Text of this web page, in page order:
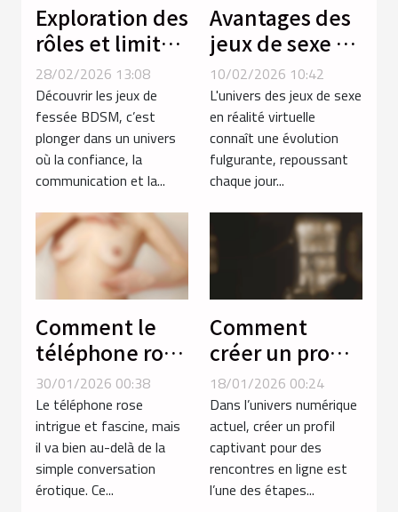
Exploration des
rôles et limites
dans les jeux
de fessée
BDSM
28/02/2026 13:08
Découvrir les jeux de
fessée BDSM, c’est
plonger dans un univers
où la confiance, la
communication et la...
Avantages des
jeux de sexe en
réalité
virtuelle sur
les plateformes
traditionnelles
10/02/2026 10:42
L'univers des jeux de sexe
en réalité virtuelle
connaît une évolution
fulgurante, repoussant
chaque jour...
Comment le
téléphone rose
favorise-t-il la
découverte de
soi ?
30/01/2026 00:38
Le téléphone rose
intrigue et fascine, mais
il va bien au-delà de la
simple conversation
érotique. Ce...
Comment
créer un profil
captivant pour
des rencontres
en ligne ?
18/01/2026 00:24
Dans l’univers numérique
actuel, créer un profil
captivant pour des
rencontres en ligne est
l’une des étapes...